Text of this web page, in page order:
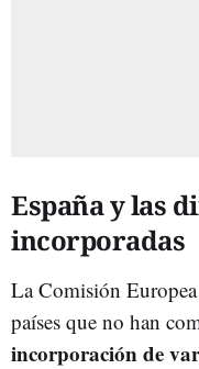
España y las
incorporadas
La Comisión
países que no han
incorporación de